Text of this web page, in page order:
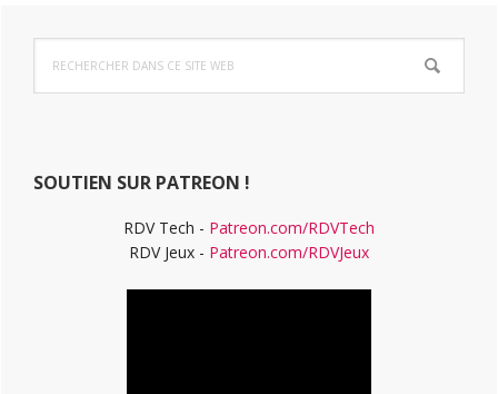
Barre
latérale
dans
ce
SOUTIEN SUR PATREON !
RDV Tech - Patreon.com/RDVTech
RDV Jeux - Patreon.com/RDVJeux